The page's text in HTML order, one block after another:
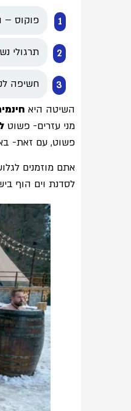
פוקוס –
תרגולי
חשיפה
השיטה היא
מני עזרים- פשוט
פשוט, עם זאת-
אתם מוזמנים
לסדנת וים הוף